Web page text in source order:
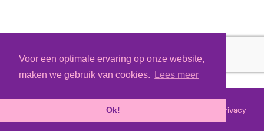
Voor een optimale ervaring op onze website,
maken we gebruik van cookies.
Lees meer
Ok!
Tixly Privacy